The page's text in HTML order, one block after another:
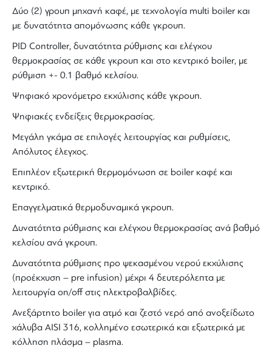
Δύο (2) γρουπ μηχανή καφέ, με τεχνολογία multi boilerκαι
με δυνατότητα απομόνωσης κάθε γκρουπ.
PID Controller, δυνατότητα ρύθμισης και ελέγχου
θερμοκρασίας σε κάθε γκρουπ και στο κεντρικό boiler, με
ρύθμιση +- 0.1 βαθμό κελσίου.
Ψηφιακό χρονόμετρο εκχύλισης κάθε γκρουπ.
Ψηφιακές ενδείξεις θερμοκρασίας.
Μεγάλη γκάμα σε επιλογές λειτουργίας και ρυθμίσεις,
Απόλυτος έλεγχος.
Επιπλέον εξωτερική θερμομόνωση σε boiler καφέ και
κεντρικό.
Επαγγελματικά θερμοδυναμικά γκρουπ.
Δυνατότητα ρύθμισης και ελέγχου θερμοκρασίας ανά βαθμό
κελσίου ανά γκρουπ.
Δυνατότητα ρύθμισης προ ψεκασμένου νερού εκχύλισης
(προέκχυση – pre infusion) μέχρι 4 δευτερόλεπτα με
λειτουργία on/off στις ηλεκτροβαλβίδες.
Ανεξάρτητο boiler για ατμό και ζεστό νερό από ανοξείδωτο
χάλυβα AISI 316, κολλημένο εσωτερικά και εξωτερικά με
κόλληση πλάσμα – plasma.